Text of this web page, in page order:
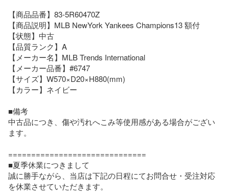
【商品品番】83-5R60470Z
【商品説明】MLB NewYork Yankees Champions13 額付
【状態】中古
【品質ランク】A
【メーカー名】MLB Trends International
【メーカー品番】#6747
【サイズ】W570×D20×H880(mm)
【カラー】ネイビー
■備考
中古品につき、傷や汚れへこみ等使用感がある場合がござい
ます。
==============================
■夏季休業につきまして
誠に勝手ながら、当店は下記の日程にてお問合せ・受注対応
を休業させていただきます。